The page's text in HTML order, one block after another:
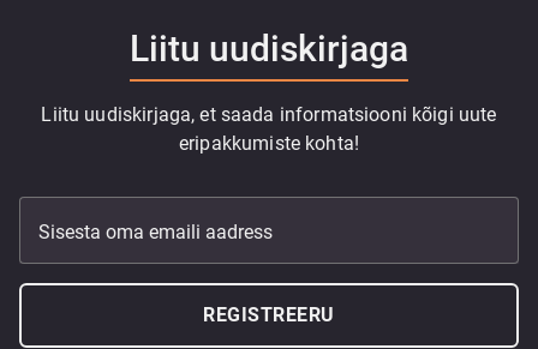
Liitu uudiskirjaga
Liitu uudiskirjaga, et saada informatsiooni kõigi uute
eripakkumiste kohta!
Sisesta oma emaili aadress
REGISTREERU